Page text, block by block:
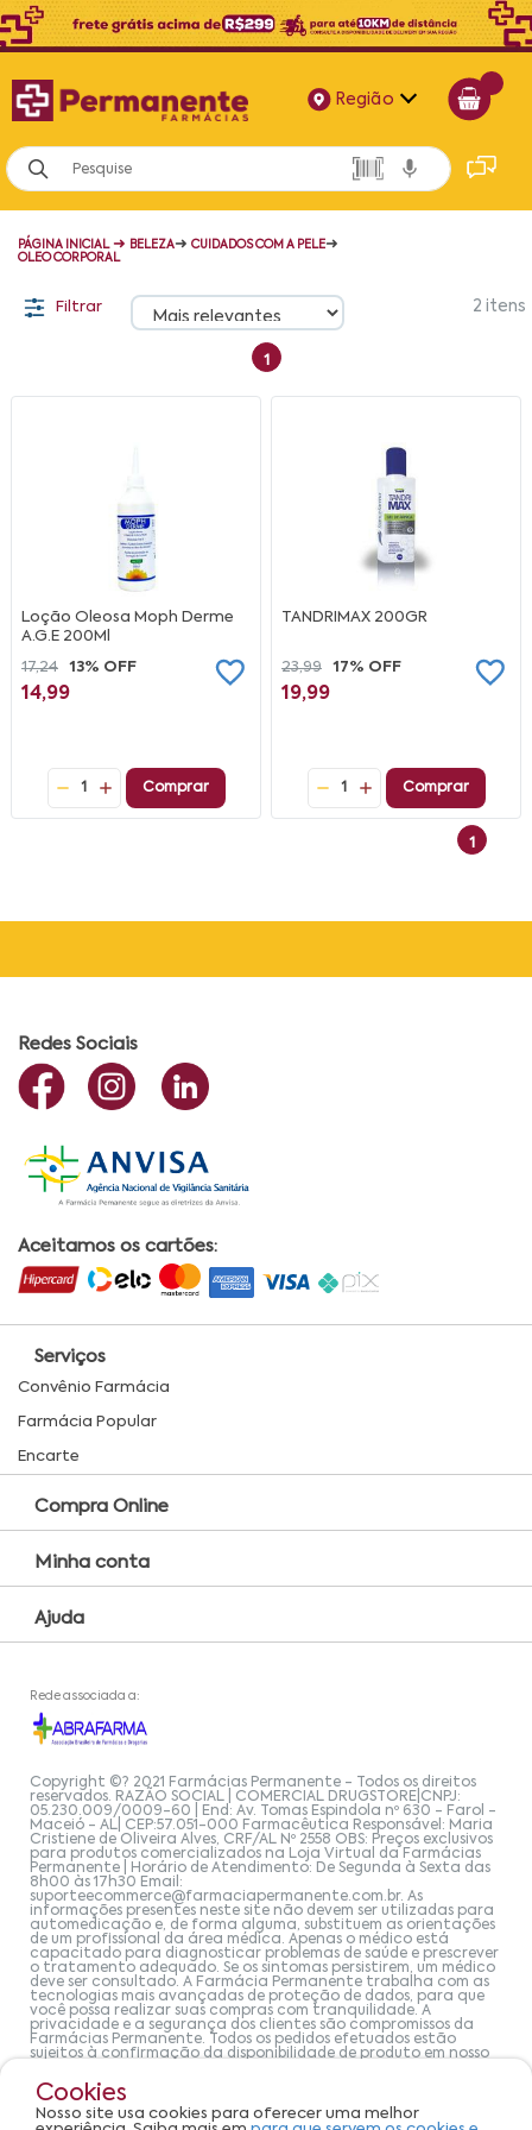
Região
Alagoas
Bahia
Pernambuco
PÁGINA INICIAL ➜ BELEZA➜ CUIDADOS COM A PELE➜
OLEO CORPORAL
Filtrar 2 itens
1
Loção Oleosa Moph Derme
A.G.E 200Ml
17,24
13% OFF
14,99
1 Comprar
TANDRIMAX 200GR
23,99 17% OFF
19,99
1 Comprar
1
Cookies
Nosso site usa cookies para oferecer uma melhor
Redes Sociais
Aceitamos os cartões:
Serviços
Convênio Farmácia
Farmácia Popular
Encarte
Compra Online
Minha conta
Ajuda
Rede associada a:
Copyright ©? 2021 Farmácias Permanente - Todos os direitos
reservados. RAZÃO SOCIAL | COMERCIAL DRUGSTORE|CNPJ:
05.230.009/0009-60 | End: Av. Tomas Espindola nº 630 - Farol -
Maceió - AL| CEP:57.051-000 Farmacêutica Responsável: Maria
Cristiene de Oliveira Alves, CRF/AL Nº 2558 OBS: Preços exclusivos
para produtos comercializados na Loja Virtual da Farmácias
Permanente | Horário de Atendimento: De Segunda à Sexta das
8h00 às 17h30 Email:
suporteecommerce@farmaciapermanente.com.br. As
informações presentes neste site não devem ser utilizadas para
automedicação e, de forma alguma, substituem as orientações
de um profissional da área médica. Apenas o médico está
capacitado para diagnosticar problemas de saúde e prescrever
o tratamento adequado. Se os sintomas persistirem, um médico
deve ser consultado. A Farmácia Permanente trabalha com as
tecnologias mais avançadas de proteção de dados, para que
você possa realizar suas compras com tranquilidade. A
privacidade e a segurança dos clientes são compromissos da
Farmácias Permanente. Todos os pedidos efetuados estão
sujeitos à confirmação da disponibilidade de produto em nosso